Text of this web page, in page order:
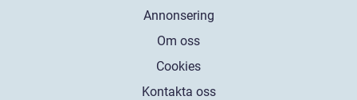
Annonsering
Om oss
Cookies
Kontakta oss